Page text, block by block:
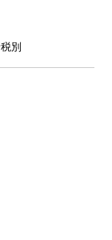
別